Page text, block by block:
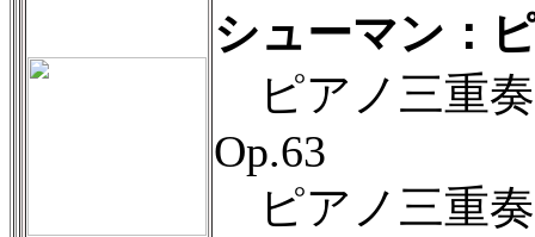
シューマン：
ピアノ三重
Op.63
ピアノ三重